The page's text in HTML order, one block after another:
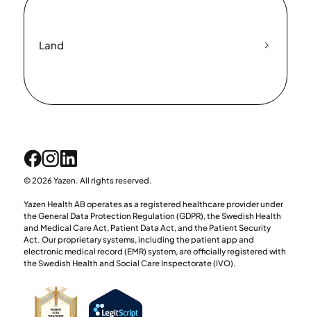
Land
© 2026 Yazen. All rights reserved.
Yazen Health AB operates as a registered healthcare provider under
the General Data Protection Regulation (GDPR), the Swedish Health
and Medical Care Act, Patient Data Act, and the Patient Security
Act. Our proprietary systems, including the patient app and
electronic medical record (EMR) system, are officially registered with
the Swedish Health and Social Care Inspectorate (IVO).